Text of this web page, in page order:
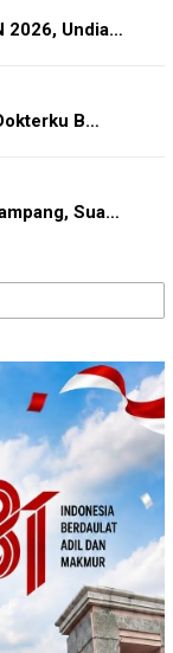
2026, Undia…
B…
Sua…